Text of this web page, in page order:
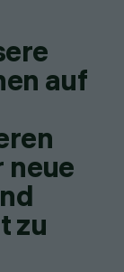
auf
neue
zu